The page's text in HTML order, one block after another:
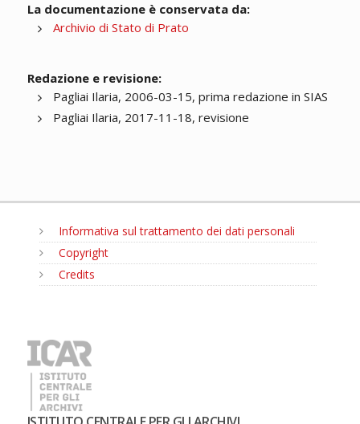
La documentazione è conservata da:
Archivio di Stato di Prato
Redazione e revisione:
Pagliai Ilaria, 2006-03-15, prima redazione in SIAS
Pagliai Ilaria, 2017-11-18, revisione
Informativa sul trattamento dei dati personali
Copyright
Credits